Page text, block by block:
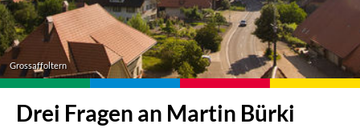
Grossaffoltern
Drei Fragen an Martin Bürki